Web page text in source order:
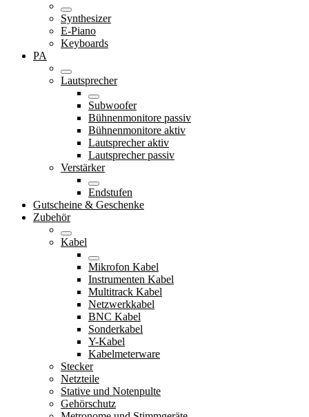
Synthesizer
E-Piano
Keyboards
PA
Lautsprecher
Subwoofer
Bühnenmonitore passiv
Bühnenmonitore aktiv
Lautsprecher aktiv
Lautsprecher passiv
Verstärker
Endstufen
Gutscheine & Geschenke
Zubehör
Kabel
Mikrofon Kabel
Instrumenten Kabel
Multitrack Kabel
Netzwerkkabel
BNC Kabel
Sonderkabel
Y-Kabel
Kabelmeterware
Stecker
Netzteile
Stative und Notenpulte
Gehörschutz